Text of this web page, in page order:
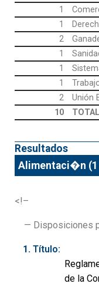
1
1
2
1
1
1
2
Unión
10
TOTAL
Resultados
Alimentaci�n
<!–
— Disposiciones
Título:
de la